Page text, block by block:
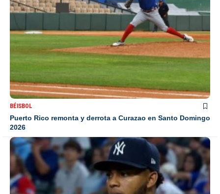
BÉISBOL
Puerto Rico remonta y derrota a Curazao en Santo Domingo
2026